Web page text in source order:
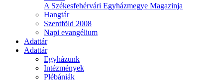
A Székesfehérvári Egyházmegye Magazinja
Hangtár
Szentföld 2008
Napi evangélium
Adattár
Adattár
Egyházunk
Intézmények
Plébániák